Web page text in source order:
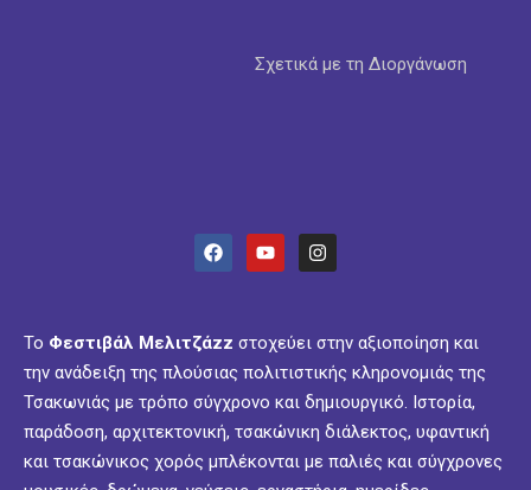
Σχετικά με τη Διοργάνωση
Το Φεστιβάλ Μελιτζάzz στοχεύει στην αξιοποίηση και
την ανάδειξη της πλούσιας πολιτιστικής κληρονομιάς της
Τσακωνιάς με τρόπο σύγχρονο και δημιουργικό. Ιστορία,
παράδοση, αρχιτεκτονική, τσακώνικη διάλεκτος, υφαντική
και τσακώνικος χορός μπλέκονται με παλιές και σύγχρονες